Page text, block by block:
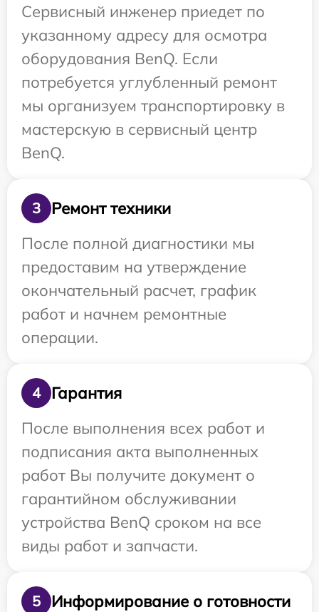
Сервисный инженер приедет по
указанному адресу для осмотра
оборудования BenQ. Если
потребуется углубленный ремонт
мы организуем транспортировку в
мастерскую в сервисный центр
BenQ.
3
Ремонт техники
После полной диагностики мы
предоставим на утверждение
окончательный расчет, график
работ и начнем ремонтные
операции.
4
Гарантия
После выполнения всех работ и
подписания акта выполненных
работ Вы получите документ о
гарантийном обслуживании
устройства BenQ сроком на все
виды работ и запчасти.
5
Информирование о готовности